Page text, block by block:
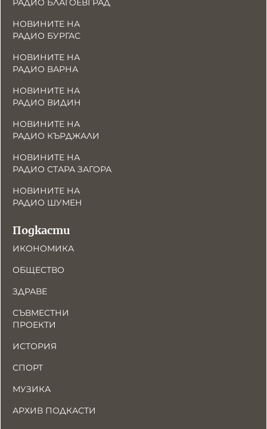
РАДИО БЛАГОЕВГРАД
НОВИНИТЕ НА
РАДИО БУРГАС
НОВИНИТЕ НА
РАДИО ВАРНА
НОВИНИТЕ НА
РАДИО ВИДИН
НОВИНИТЕ НА
РАДИО КЪРДЖАЛИ
НОВИНИТЕ НА
РАДИО СТАРА ЗАГОРА
НОВИНИТЕ НА
РАДИО ШУМЕН
Подкасти
ИКОНОМИКА
ОБЩЕСТВО
ЗДРАВЕ
СЪВМЕСТНИ
ПРОЕКТИ
ИСТОРИЯ
СПОРТ
МУЗИКА
АРХИВ ПОДКАСТИ